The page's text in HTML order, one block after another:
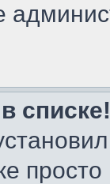
списке!